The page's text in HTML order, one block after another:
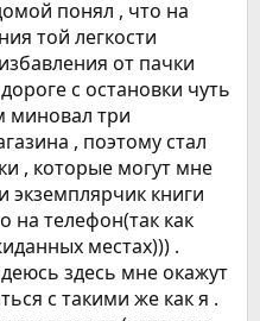
понял , что на
той легкости
от пачки
с остановки чуть
миновал три
, поэтому стал
, которые могут мне
книги
на телефон(так как
местах))) .
здесь мне окажут
с такими же как я .